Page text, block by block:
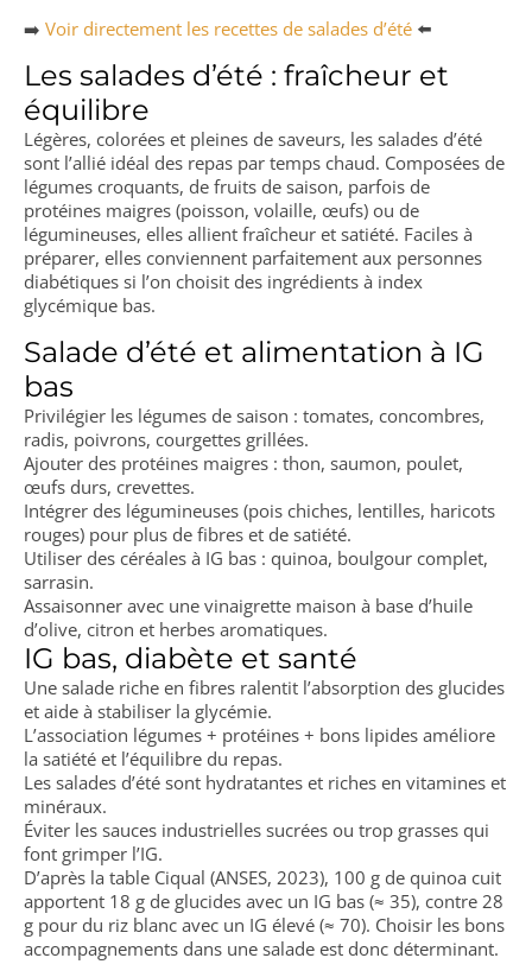
➡️ Voir directement les recettes de salades d’été ⬅️
Les salades d’été : fraîcheur et
équilibre
Légères, colorées et pleines de saveurs, les salades d’été
sont l’allié idéal des repas par temps chaud. Composées de
légumes croquants, de fruits de saison, parfois de
protéines maigres (poisson, volaille, œufs) ou de
légumineuses, elles allient fraîcheur et satiété. Faciles à
préparer, elles conviennent parfaitement aux personnes
diabétiques si l’on choisit des ingrédients à index
glycémique bas.
Salade d’été et alimentation à IG
bas
Privilégier les légumes de saison : tomates, concombres,
radis, poivrons, courgettes grillées.
Ajouter des protéines maigres : thon, saumon, poulet,
œufs durs, crevettes.
Intégrer des légumineuses (pois chiches, lentilles, haricots
rouges) pour plus de fibres et de satiété.
Utiliser des céréales à IG bas : quinoa, boulgour complet,
sarrasin.
Assaisonner avec une vinaigrette maison à base d’huile
d’olive, citron et herbes aromatiques.
IG bas, diabète et santé
Une salade riche en fibres ralentit l’absorption des glucides
et aide à stabiliser la glycémie.
L’association légumes + protéines + bons lipides améliore
la satiété et l’équilibre du repas.
Les salades d’été sont hydratantes et riches en vitamines et
minéraux.
Éviter les sauces industrielles sucrées ou trop grasses qui
font grimper l’IG.
D’après la table Ciqual (ANSES, 2023), 100 g de quinoa cuit
apportent 18 g de glucides avec un IG bas (≈ 35), contre 28
g pour du riz blanc avec un IG élevé (≈ 70). Choisir les bons
accompagnements dans une salade est donc déterminant.